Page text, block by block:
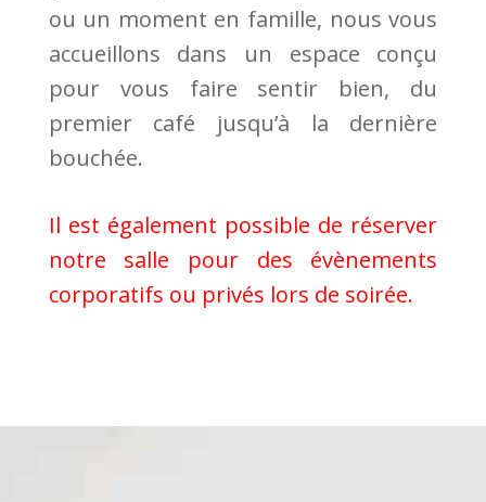
ou un moment en famille, nous vous
accueillons dans un espace conçu
pour vous faire sentir bien, du
premier café jusqu’à la dernière
bouchée.
Il est également possible de réserver
notre salle pour des évènements
corporatifs ou privés lors de soirée.